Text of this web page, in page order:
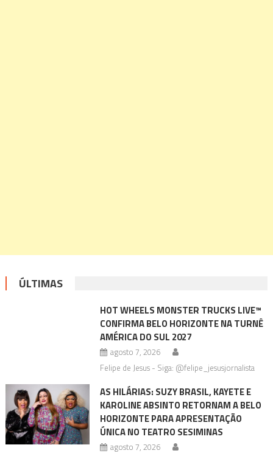
ÚLTIMAS
HOT WHEELS MONSTER TRUCKS LIVE™
CONFIRMA BELO HORIZONTE NA TURNÊ
AMÉRICA DO SUL 2027
agosto 7, 2026
Felipe de Jesus - Siga: @felipe_jesusjornalista
AS HILÁRIAS: SUZY BRASIL, KAYETE E
KAROLINE ABSINTO RETORNAM A BELO
HORIZONTE PARA APRESENTAÇÃO
ÚNICA NO TEATRO SESIMINAS
agosto 7, 2026